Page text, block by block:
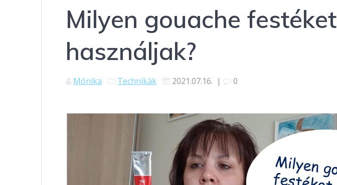
Milyen gouache festéket
használjak?
Mónika Technikák 2021.07.16. | 0